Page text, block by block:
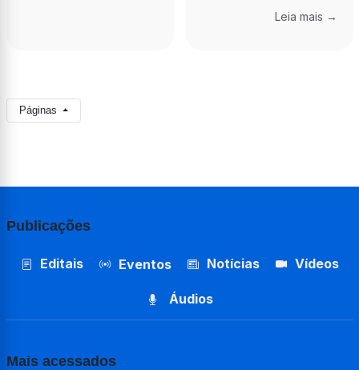
Leia mais →
Páginas
Publicações
Editais Eventos Notícias Vídeos
Áudios
Mais acessados